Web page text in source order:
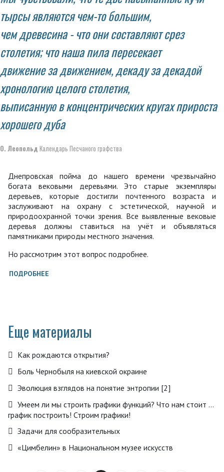
тырсы являются чем-то большим,
чем древесина - что они составляют срез
столетия; что наша пила пересекает
движение за движением, декаду за декадой
хронологию целого столетия,
выписанную в концентрических кругах прироста
хорошего дуба
О. Леопольд Календарь Песчаного графства
Днепровская пойма до нашего времени чрезвычайно
богата вековыми деревьями. Это старые экземпляры
деревьев, которые достигли почтенного возраста и
заслуживают на охрану с эстетической, научной и
природоохранной точки зрения. Все выявленные вековые
деревья должны ставиться на учёт и объявляться
памятниками природы местного значения.
Но рассмотрим этот вопрос подробнее.
ПОДРОБНЕЕ
Еще материалы
Как рождаются открытия?
Боль Чернобыля на киевской окраине
Эволюция взглядов на понятие энтропии [2]
Умеем ли мы строить графики функций? Что нам стоит ...
график построить! Строим графики!
Задачи для сообразительных
«Цимбелин» в Национальном музее искусств